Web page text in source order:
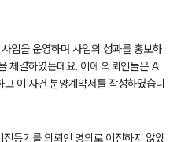
업을 운영하며 사업의 성과를 홍보하
체결하였는데요. 이에 의뢰인들은 A
이 사건 분양계약서를 작성하였습니
등기를 의뢰인 명의로 이전하지 않았